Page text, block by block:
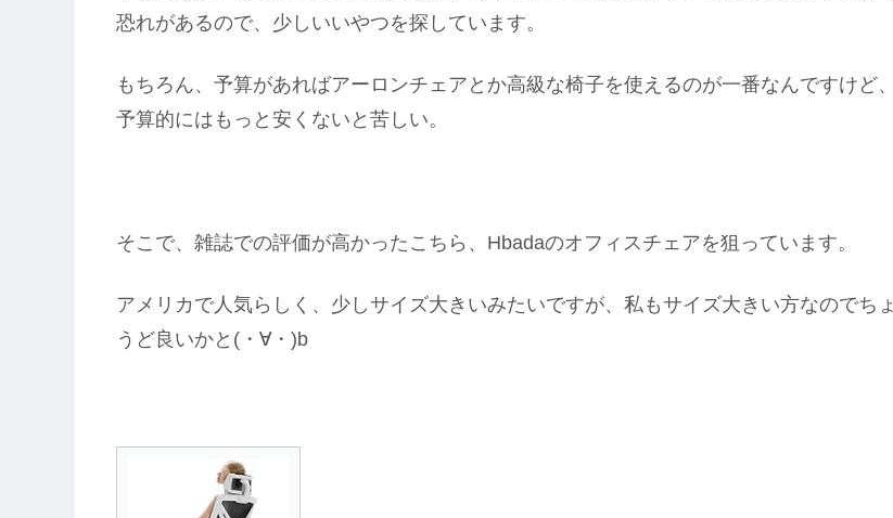
恐れがあるので、少しいいやつを探しています。
もちろん、予算があればアーロンチェアとか高級な椅子を使えるのが一番なんですけど、
予算的にはもっと安くないと苦しい。
そこで、雑誌での評価が高かったこちら、Hbadaのオフィスチェアを狙っています。
アメリカで人気らしく、少しサイズ大きいみたいですが、私もサイズ大きい方なのでちょ
うど良いかと(・∀・)b